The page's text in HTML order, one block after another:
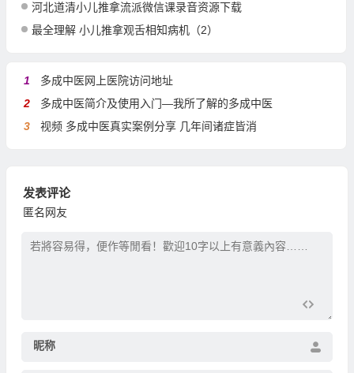
河北道清小儿推拿流派微信课录音资源下载
最全理解 小儿推拿观舌相知病机（2）
1
多成中医网上医院访问地址
2
多成中医简介及使用入门—我所了解的多成中医
3
视频 多成中医真实案例分享 几年间诸症皆消
发表评论
匿名网友
昵称